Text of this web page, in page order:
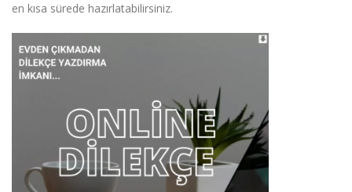
en kısa sürede hazırlatabilirsiniz.